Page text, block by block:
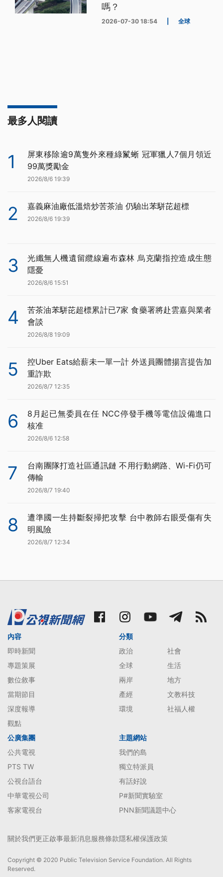
嗎？
2026-07-30 18:54 全球
最多人閱讀
1
屏東移除逾9萬隻外來種綠鬣蜥 冠軍獵人7個月領近
99萬獎勵金
2026/8/6 19:39
2 嘉義麻油廠低溫焙炒苦茶油 仍驗出苯駢芘超標
2026/8/6 19:39
3
光纖無人機遺留纜線遍布森林 烏克蘭指控造成生態
隱憂
2026/8/6 15:51
4
苦茶油苯駢芘超標累計已7家 食藥署將赴雲嘉與業者
會談
2026/8/8 19:09
5
控Uber Eats給薪未一單一計 外送員團體揚言提告加
重詐欺
2026/8/7 12:35
6
8月起已無委員在任 NCC停發手機等電信設備進口
核准
2026/8/6 12:58
7
台南團隊打造社區通訊鏈 不用行動網路、Wi-Fi仍可
傳輸
2026/8/7 19:40
8
遭準國一生持斷裂掃把攻擊 台中教師右眼受傷有失
明風險
2026/8/7 12:34
內容
即時新聞
專題策展
數位敘事
當期節目
深度報導
觀點
分類
政治
社會
全球
生活
兩岸
地方
產經
文教科技
環境
社福人權
公廣集團
公共電視
PTS TW
公視台語台
中華電視公司
客家電視台
主題網站
我們的島
獨立特派員
有話好說
P#新聞實驗室
PNN新聞議題中心
關於我們更正啟事最新消息服務條款隱私權保護政策
Copyright © 2020 Public Television Service Foundation. All Rights
Reserved.